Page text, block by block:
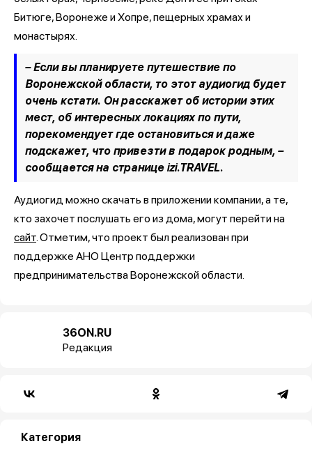
Битюге, Воронеже и Хопре, пещерных храмах и
монастырях.
– Если вы планируете путешествие по
Воронежской области, то этот аудиогид будет
очень кстати. Он расскажет об истории этих
мест, об интересных локациях по пути,
порекомендует где остановиться и даже
подскажет, что привезти в подарок родным, –
сообщается на странице izi.TRAVEL.
Аудиогид можно скачать в приложении компании, а те,
кто захочет послушать его из дома, могут перейти на
сайт . Отметим, что проект был реализован при
поддержке АНО Центр поддержки
предпринимательства Воронежской области.
36ON.RU
Редакция
Категория